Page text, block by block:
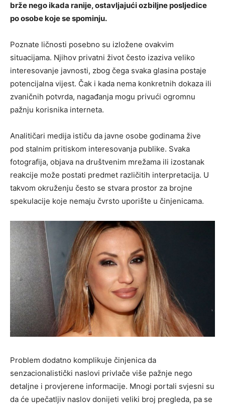
brže nego ikada ranije, ostavljajući ozbiljne posljedice
po osobe koje se spominju.
Poznate ličnosti posebno su izložene ovakvim
situacijama. Njihov privatni život često izaziva veliko
interesovanje javnosti, zbog čega svaka glasina postaje
potencijalna vijest. Čak i kada nema konkretnih dokaza ili
zvaničnih potvrda, nagađanja mogu privući ogromnu
pažnju korisnika interneta.
Analitičari medija ističu da javne osobe godinama žive
pod stalnim pritiskom interesovanja publike. Svaka
fotografija, objava na društvenim mrežama ili izostanak
reakcije može postati predmet različitih interpretacija. U
takvom okruženju često se stvara prostor za brojne
spekulacije koje nemaju čvrsto uporište u činjenicama.
Problem dodatno komplikuje činjenica da
senzacionalistički naslovi privlače više pažnje nego
detaljne i provjerene informacije. Mnogi portali svjesni su
da će upečatljiv naslov donijeti veliki broj pregleda, pa se